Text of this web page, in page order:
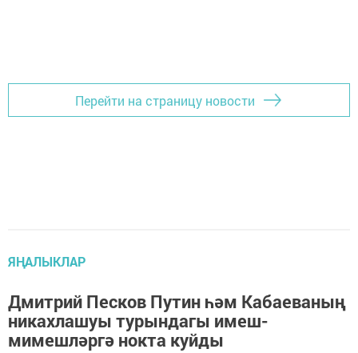
Перейти на страницу новости
ЯҢАЛЫКЛАР
Дмитрий Песков Путин һәм Кабаеваның
никахлашуы турындагы имеш-
мимешләргә нокта куйды